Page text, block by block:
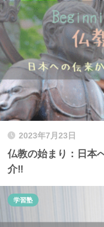
2023年7月23日
仏教の始まり：日本
介‼
学習塾